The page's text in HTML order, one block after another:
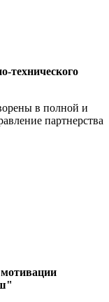
технического
в полной и
партнерства
мотивации